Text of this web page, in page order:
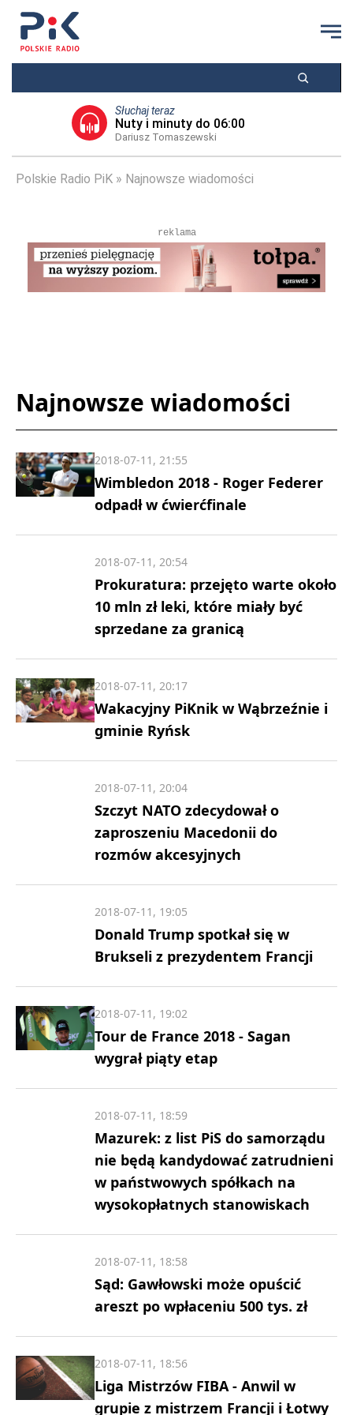
Słuchaj teraz
Nuty i minuty do 06:00
Dariusz Tomaszewski
Polskie Radio PiK Najnowsze wiadomości
reklama
Najnowsze wiadomości
Wimbledon 2018 - Roger Federer
odpadł w ćwierćfinale
2018-07-11, 21:55
Prokuratura: przejęto warte około
10 mln zł leki, które miały być
sprzedane za granicą
2018-07-11, 20:54
Wakacyjny PiKnik w Wąbrzeźnie i
gminie Ryńsk
2018-07-11, 20:17
Szczyt NATO zdecydował o
zaproszeniu Macedonii do
rozmów akcesyjnych
2018-07-11, 20:04
Donald Trump spotkał się w
Brukseli z prezydentem Francji
2018-07-11, 19:05
Tour de France 2018 - Sagan
wygrał piąty etap
2018-07-11, 19:02
Mazurek: z list PiS do samorządu
nie będą kandydować zatrudnieni
w państwowych spółkach na
wysokopłatnych stanowiskach
2018-07-11, 18:59
Sąd: Gawłowski może opuścić
areszt po wpłaceniu 500 tys. zł
2018-07-11, 18:58
Liga Mistrzów FIBA - Anwil w
grupie z mistrzem Francji i Łotwy
2018-07-11, 18:56